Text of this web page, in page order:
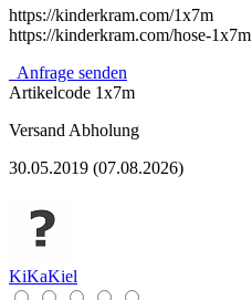
https://kinderkram.com/1x7m
https://kinderkram.com/hose-1x7m
Anfrage senden
Artikelcode 1x7m
Versand Abholung
30.05.2019 (07.08.2026)
KiKaKiel